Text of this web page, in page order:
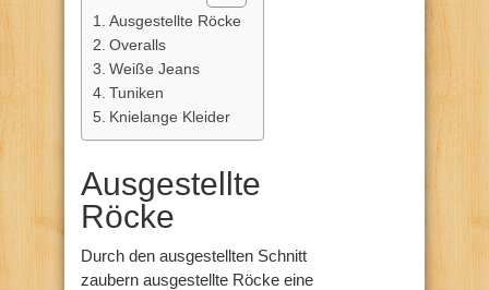
Ausgestellte Röcke
Overalls
Weiße Jeans
Tuniken
Knielange Kleider
Ausgestellte
Röcke
Durch den ausgestellten Schnitt
zaubern ausgestellte Röcke eine